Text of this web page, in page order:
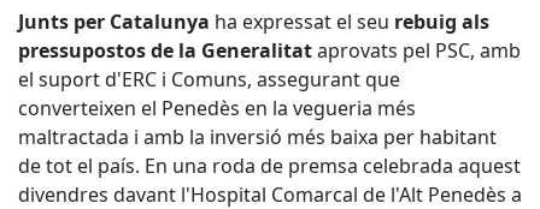
Junts per Catalunya ha expressat el seu rebuig als
pressupostos de la Generalitataprovats pel PSC, amb
el suport d'ERC i Comuns, assegurant que
converteixen el Penedès en la vegueria més
maltractada i amb la inversió més baixa per habitant
de tot el país. En una roda de premsa celebrada aquest
divendres davant l'Hospital Comarcal de l'Alt Penedès a